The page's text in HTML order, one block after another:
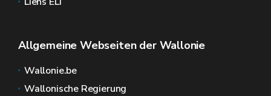
Allgemeine Webseiten der Wallonie
Wallonie.be
Wallonische Regierung